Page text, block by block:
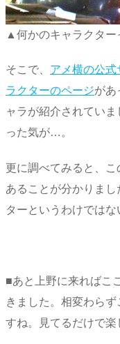
▲何かのキャラクター
そこで、 アメ横の公式
ラクターのページがあ
ャラが紹介されてい
った気が…。
更に調べてみると、
あることが分かりま
ターというわけではな
■あと上野に来ればこ
きました。相変わら
すね。見てるだけで楽